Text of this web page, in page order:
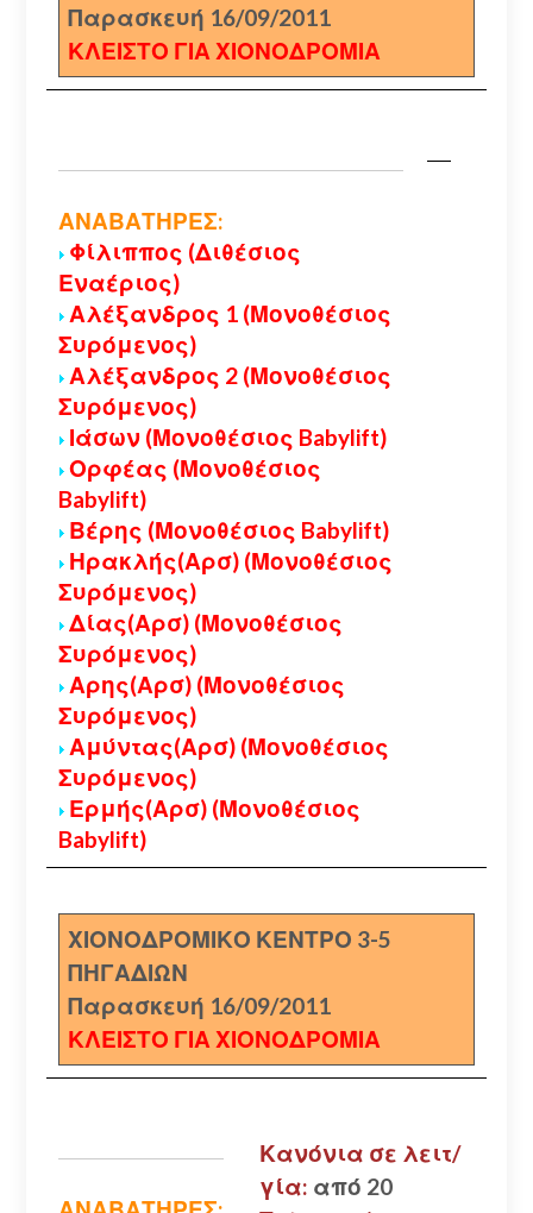
Παρασκευή 16/09/2011
ΚΛΕΙΣΤΟ ΓΙΑ ΧΙΟΝΟΔΡΟΜΙΑ
ΑΝΑΒΑΤΗΡΕΣ:
Φίλιππος (Διθέσιος
Εναέριος)
Αλέξανδρος 1 (Μονοθέσιος
Συρόμενος)
Αλέξανδρος 2 (Μονοθέσιος
Συρόμενος)
Ιάσων (Μονοθέσιος Babylift)
Ορφέας (Μονοθέσιος
Babylift)
Βέρης (Μονοθέσιος Babylift)
Ηρακλής(Αρσ) (Μονοθέσιος
Συρόμενος)
Δίας(Αρσ) (Μονοθέσιος
Συρόμενος)
Αρης(Αρσ) (Μονοθέσιος
Συρόμενος)
Αμύντας(Αρσ) (Μονοθέσιος
Συρόμενος)
Ερμής(Αρσ) (Μονοθέσιος
Babylift)
ΧΙΟΝΟΔΡΟΜΙΚΟ ΚΕΝΤΡΟ 3-5
ΠΗΓΑΔΙΩΝ
Παρασκευή 16/09/2011
ΚΛΕΙΣΤΟ ΓΙΑ ΧΙΟΝΟΔΡΟΜΙΑ
Κανόνια σε λειτ/
γία: από 20